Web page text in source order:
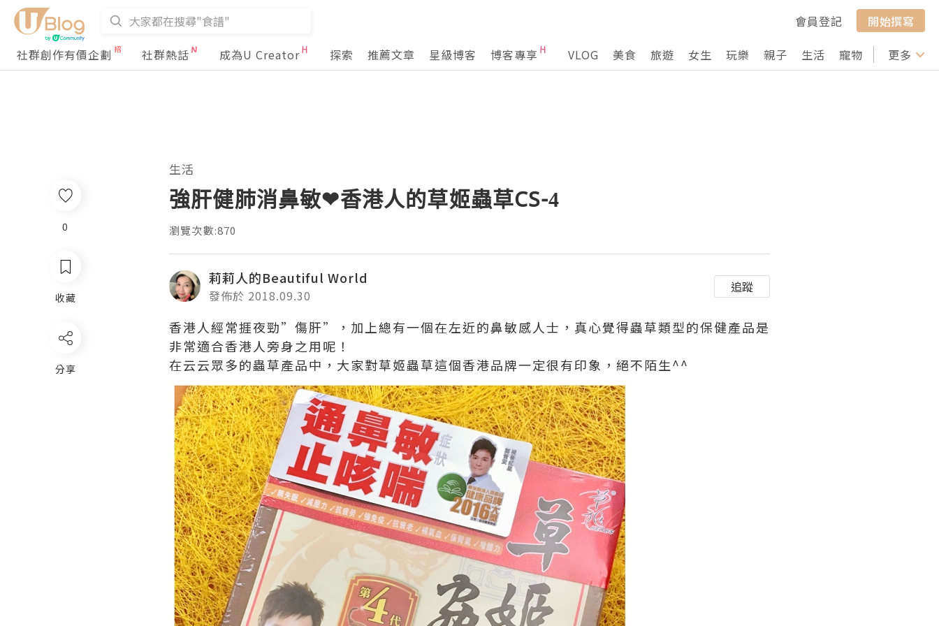
會員登記
開始撰寫
社群創作有價企劃
社群熱話 成為U Creator 探索 推薦文章 星級博客 博客專享 VLOG 美食 旅遊 女生 玩樂 親子 生活 寵物 行山 打卡
更多
0
收藏
分享
生活
強肝健肺消鼻敏❤香港人的草姬蟲草CS-4
瀏覽次數:870
莉莉人的Beautiful World
發佈於 2018.09.30
追蹤
香港人經常捱夜勁”傷肝”，加上總有一個在左近的鼻敏感人士，真心覺得蟲草類型的保健產品是
非常適合香港人旁身之用呢！
在云云眾多的蟲草產品中，大家對草姬蟲草這個香港品牌一定很有印象，絕不陌生^^